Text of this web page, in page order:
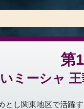
第
ミーシャ
とし関東地区で活躍